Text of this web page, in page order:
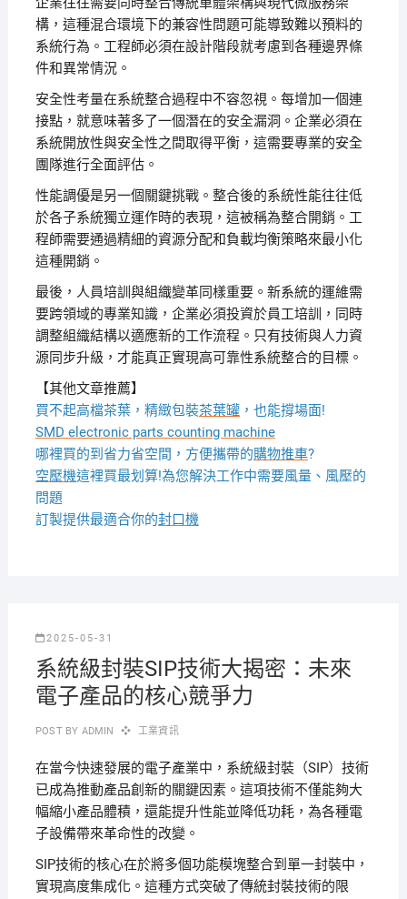
構，這種混合環境下的兼容性問題可能導致難以預料的
系統行為。工程師必須在設計階段就考慮到各種邊界條
件和異常情況。
安全性考量在系統整合過程中不容忽視。每增加一個連
接點，就意味著多了一個潛在的安全漏洞。企業必須在
系統開放性與安全性之間取得平衡，這需要專業的安全
團隊進行全面評估。
性能調優是另一個關鍵挑戰。整合後的系統性能往往低
於各子系統獨立運作時的表現，這被稱為整合開銷。工
程師需要通過精細的資源分配和負載均衡策略來最小化
這種開銷。
最後，人員培訓與組織變革同樣重要。新系統的運維需
要跨領域的專業知識，企業必須投資於員工培訓，同時
調整組織結構以適應新的工作流程。只有技術與人力資
源同步升級，才能真正實現高可靠性系統整合的目標。
【其他文章推薦】
買不起高檔茶葉，精緻包裝茶葉罐，也能撐場面!
SMD electronic parts counting machine
哪裡買的到省力省空間，方便攜帶的購物推車?
空壓機這裡買最划算!為您解決工作中需要風量、風壓的
問題
訂製提供最適合你的封口機
2025-05-31
系統級封裝SIP技術大揭密：未來
電子產品的核心競爭力
POST BY ADMIN 工業資訊
在當今快速發展的電子產業中，系統級封裝（SIP）技術
已成為推動產品創新的關鍵因素。這項技術不僅能夠大
幅縮小產品體積，還能提升性能並降低功耗，為各種電
子設備帶來革命性的改變。
SIP技術的核心在於將多個功能模塊整合到單一封裝中，
實現高度集成化。這種方式突破了傳統封裝技術的限